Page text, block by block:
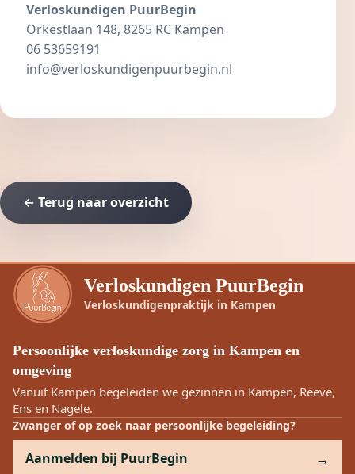
Verloskundigen PuurBegin
Orkestlaan 148, 8265 RC Kampen
06 53659191
info@verloskundigenpuurbegin.nl
← Terug naar overzicht
Verloskundigen PuurBegin
Verloskundigenpraktijk in Kampen
Persoonlijke verloskundige zorg in Kampen en
omgeving
Vanuit Kampen begeleiden we gezinnen in Kampen, Reeve,
Ens en Nagele.
Zwanger of op zoek naar persoonlijke begeleiding?
Aanmelden bij PuurBegin